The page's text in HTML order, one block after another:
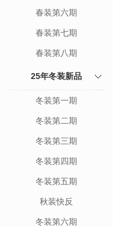
春装第六期
春装第七期
春装第八期
25年冬装新品
冬装第一期
冬装第二期
冬装第三期
冬装第四期
冬装第五期
秋装快反
冬装第六期